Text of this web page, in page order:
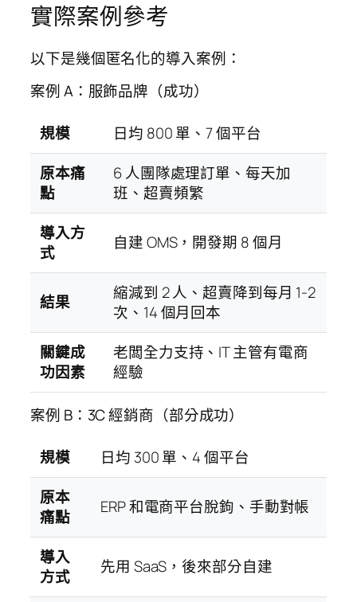
實際案例參考
以下是幾個匿名化的導入案例：
案例 A：服飾品牌（成功）
規模
日均 800 單、7 個平台
原本痛
點
6 人團隊處理訂單、每天加
班、超賣頻繁
導入方
式
自建 OMS，開發期 8 個月
結果
縮減到 2 人、超賣降到每月 1-2
次、14 個月回本
關鍵成
功因素
老闆全力支持、IT 主管有電商
經驗
案例 B：3C 經銷商（部分成功）
規模
日均 300 單、4 個平台
原本
痛點
ERP 和電商平台脫鉤、手動對帳
導入
方式
先用 SaaS，後來部分自建